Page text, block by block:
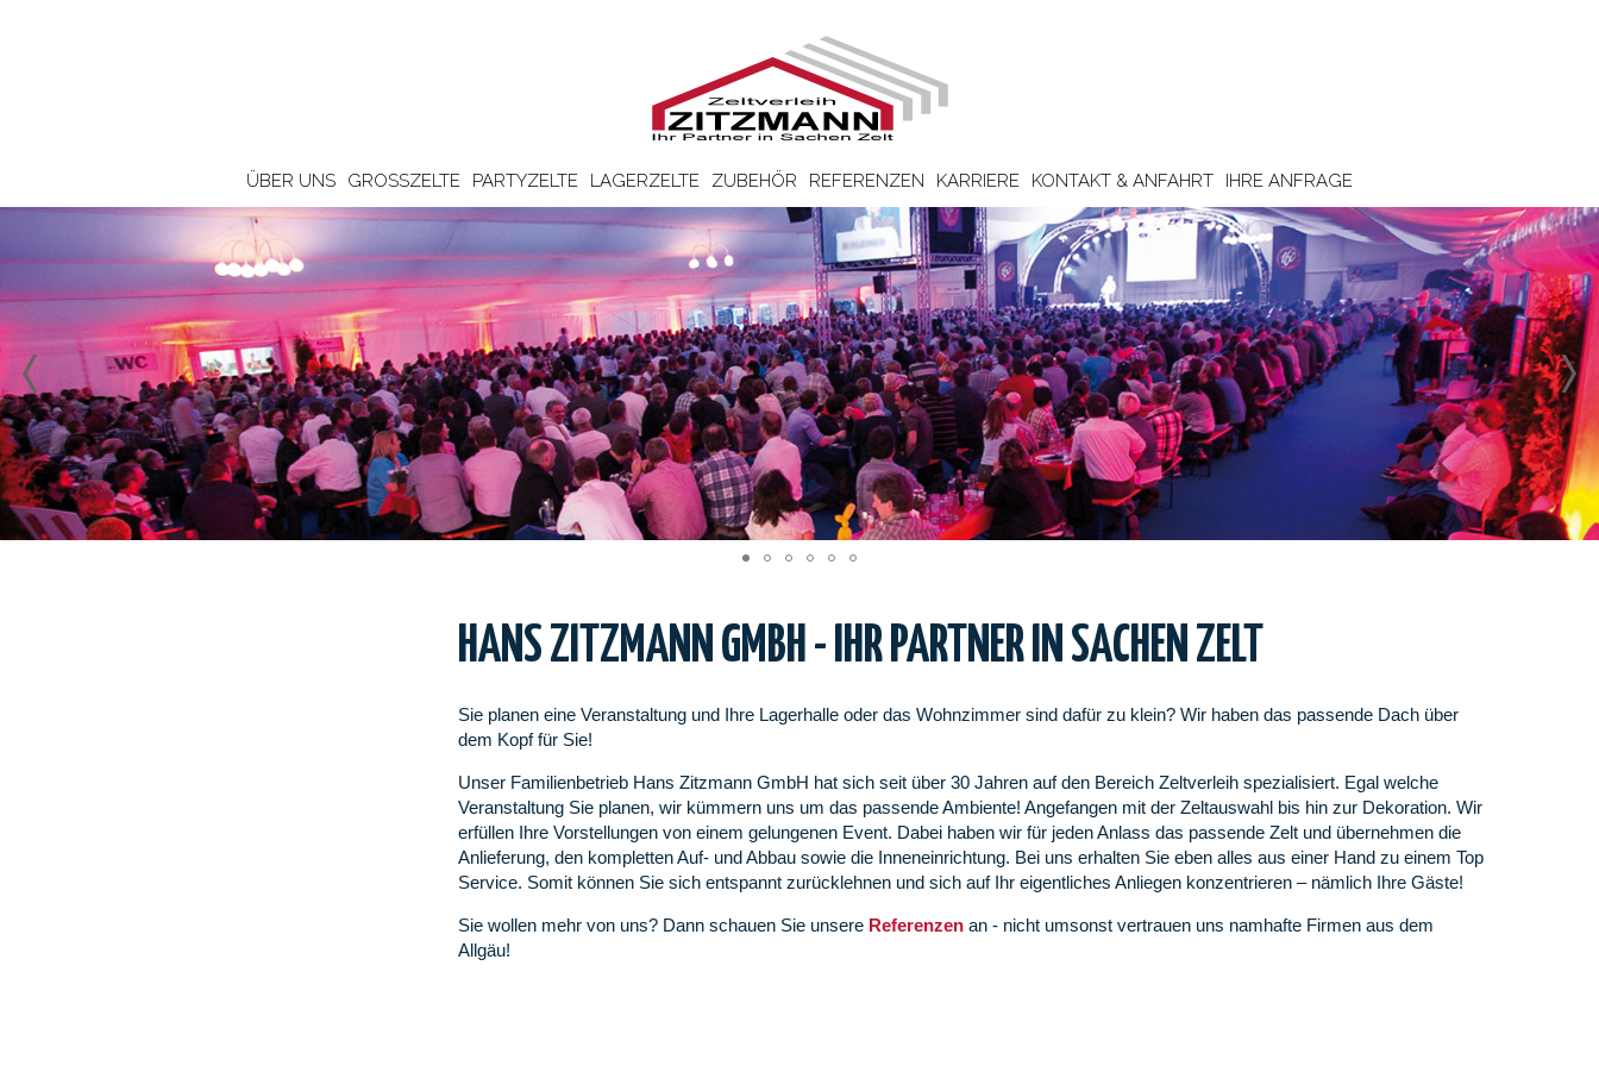
ÜBER UNS GROSSZELTE PARTYZELTE LAGERZELTE ZUBEHÖR REFERENZEN KARRIERE KONTAKT & ANFAHRT IHRE ANFRAGE
HANS ZITZMANN GMBH - IHR PARTNER IN SACHEN ZELT
Sie planen eine Veranstaltung und Ihre Lagerhalle oder das Wohnzimmer sind dafür zu klein? Wir haben das passende Dach über
dem Kopf für Sie!
Unser Familienbetrieb Hans Zitzmann GmbH hat sich seit über 30 Jahren auf den Bereich Zeltverleih spezialisiert. Egal welche
Veranstaltung Sie planen, wir kümmern uns um das passende Ambiente! Angefangen mit der Zeltauswahl bis hin zur Dekoration. Wir
erfüllen Ihre Vorstellungen von einem gelungenen Event. Dabei haben wir für jeden Anlass das passende Zelt und übernehmen die
Anlieferung, den kompletten Auf- und Abbau sowie die Inneneinrichtung. Bei uns erhalten Sie eben alles aus einer Hand zu einem Top
Service. Somit können Sie sich entspannt zurücklehnen und sich auf Ihr eigentliches Anliegen konzentrieren – nämlich Ihre Gäste!
Sie wollen mehr von uns? Dann schauen Sie unsere Referenzenan - nicht umsonst vertrauen uns namhafte Firmen aus dem
Allgäu!